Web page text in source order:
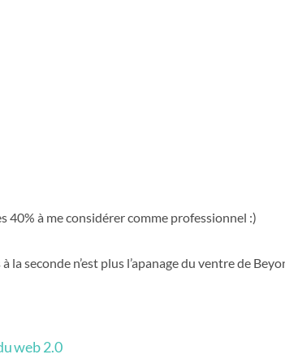
40% à me considérer comme professionnel :)
la seconde n’est plus l’apanage du ventre de
web 2.0